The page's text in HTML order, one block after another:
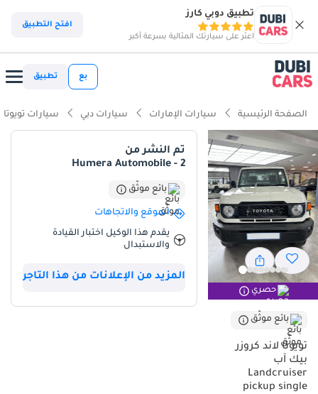
تطبيق دوبي كارز
اعثر على سيارتك المثالية بسرعة أكبر
افتح التطبيق
بع تطبيق
الصفحة الرئيسية سيارات الإمارات سيارات دبي سيارات تويوتا
حصري
بائع موثّق
تويوتا لاند كروزر
بيك آب
Landcruiser
pickup single
تم النشر من
Humera Automobile - 2
بائع موثّق
الموقع والاتجاهات
يقدم هذا الوكيل اختبار القيادة
والاستبدال
المزيد من الإعلانات من هذا التاجر